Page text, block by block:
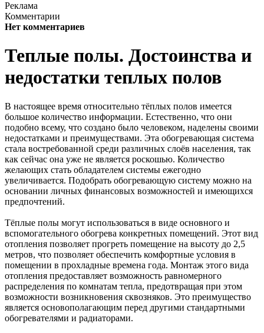
Реклама
Комментарии
Нет комментариев
Теплые полы. Достоинства и
недостатки теплых полов
В настоящее время относительно тёплых полов имеется
большое количество информации. Естественно, что они
подобно всему, что создано было человеком, наделены своими
недостатками и преимуществами. Эта обогревающая система
стала востребованной среди различных слоёв населения, так
как сейчас она уже не является роскошью. Количество
желающих стать обладателем системы ежегодно
увеличивается. Подобрать обогревающую систему можно на
основании личных финансовых возможностей и имеющихся
предпочтений.
Тёплые полы могут использоваться в виде основного и
вспомогательного обогрева конкретных помещений. Этот вид
отопления позволяет прогреть помещение на высоту до 2,5
метров, что позволяет обеспечить комфортные условия в
помещении в прохладные времена года. Монтаж этого вида
отопления предоставляет возможность равномерного
распределения по комнатам тепла, предотвращая при этом
возможности возникновения сквозняков. Это преимущество
является основополагающим перед другими стандартными
обогревателями и радиаторами.